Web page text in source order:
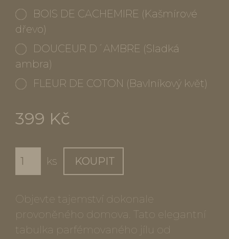
BOIS DE CACHEMIRE (Kašmírové
dřevo)
DOUCEUR D´AMBRE (Sladká
ambra)
FLEUR DE COTON (Bavlníkový květ)
399 Kč
ks KOUPIT
Objevte tajemství dokonale
provoněného domova. Tato elegantní
tabulka parfémovaného jílu od